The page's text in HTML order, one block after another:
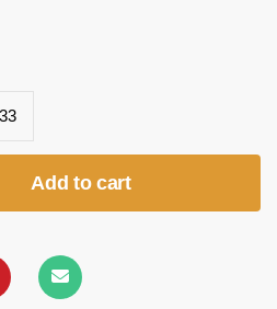
Add to cart